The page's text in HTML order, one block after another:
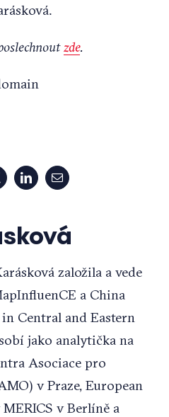
zde.
LinkedInEmail
založila a vede
a China
Central and Eastern
jako analytička na
Asociace pro
v Praze, European
v Berlíně a